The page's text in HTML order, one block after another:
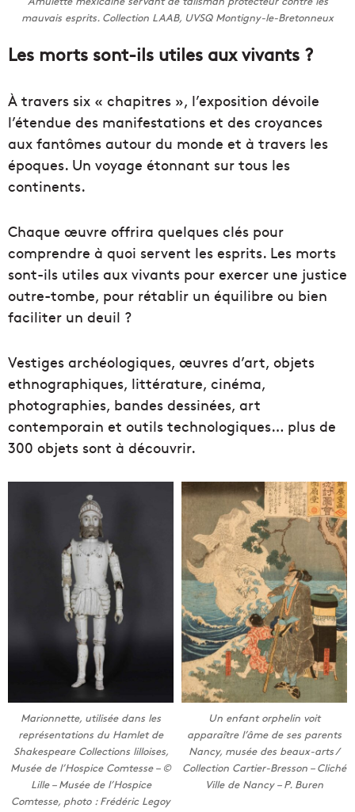
mauvais esprits. Collection LAAB, UVSQ Montigny-le-Bretonneux
Les morts sont-ils utiles aux vivants ?
À travers six « chapitres », l’exposition dévoile
l’étendue des manifestations et des croyances
aux fantômes autour du monde et à travers les
époques. Un voyage étonnant sur tous les
continents.
Chaque œuvre offrira quelques clés pour
comprendre à quoi servent les esprits. Les morts
sont-ils utiles aux vivants pour exercer une justice
outre-tombe, pour rétablir un équilibre ou bien
faciliter un deuil ?
Vestiges archéologiques, œuvres d’art, objets
ethnographiques, littérature, cinéma,
photographies, bandes dessinées, art
contemporain et outils technologiques… plus de
300 objets sont à découvrir.
Marionnette, utilisée dans les
représentations du Hamlet de
Shakespeare Collections lilloises,
Musée de l’Hospice Comtesse – ©
Lille – Musée de l’Hospice
Comtesse, photo : Frédéric Legoy
Un enfant orphelin voit
apparaître l’âme de ses parents
Nancy, musée des beaux-arts /
Collection Cartier-Bresson – Cliché
Ville de Nancy – P. Buren